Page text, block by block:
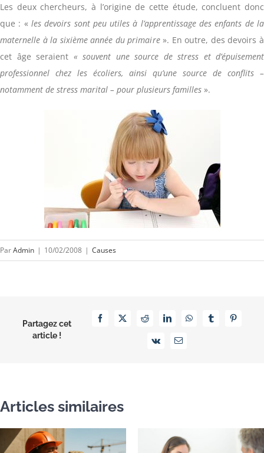
Les deux chercheurs, à l’origine de cette étude, concluent donc
que : « les devoirs sont peu utiles à l’apprentissage des enfants de la
maternelle à la sixième année du primaire». En outre, des devoirs à
cet âge seraient « souvent une source de stress et d’épuisement
professionnel chez les écoliers, ainsi qu’une source de conflits –
notamment de stress marital – pour plusieurs familles ».
ParAdmin | 10/02/2008 | Causes
Partagez cet
article !
Facebook
X RedditLinkedInWhatsAppTumblrPinterest
Vk Email
Articles similaires